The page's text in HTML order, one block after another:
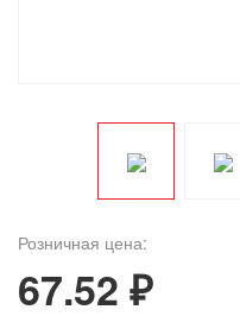
Розничная цена:
67.52 ₽